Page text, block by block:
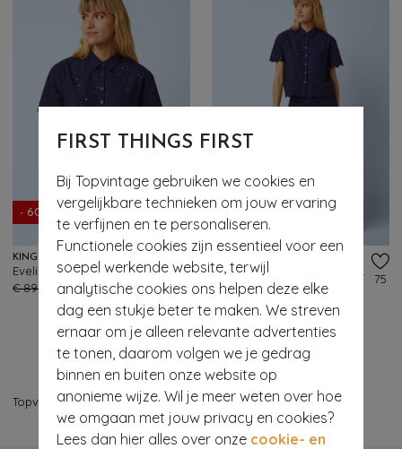
FIRST THINGS FIRST
Bij Topvintage gebruiken we cookies en
vergelijkbare technieken om jouw ervaring
te verfijnen en te personaliseren.
Functionele cookies zijn essentieel voor een
soepel werkende website, terwijl
analytische cookies ons helpen deze elke
dag een stukje beter te maken. We streven
ernaar om je alleen relevante advertenties
te tonen, daarom volgen we je gedrag
binnen en buiten onze website op
anonieme wijze. Wil je meer weten over hoe
we omgaan met jouw privacy en cookies?
Lees dan hier alles over onze cookie- en
- 60%
KING LOUIE
Evelina Brava Broderie blouse in beacon blauw
€ 89,95
€ 35,95
- 60%
€ 119,95 € 47,95
75
Topvintage> Vakantiefavorieten